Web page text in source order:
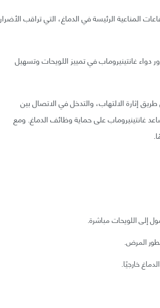
المناعية الرئيسة في الدماغ، التي تراقب الأضرار
دواء غانتينيروماب في تمييز اللويحات وتسهيل
إثارة الالتهاب، والتدخل في الاتصال بين
غانتينيروماب على حماية وظائف الدماغ. ومع
إلى اللويحات مباشرة.
المرض.
خارجيًا.